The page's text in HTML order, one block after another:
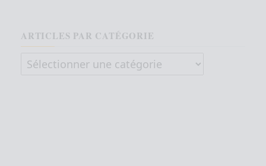
ARTICLES PAR CATÉGORIE
Articles par catégorie